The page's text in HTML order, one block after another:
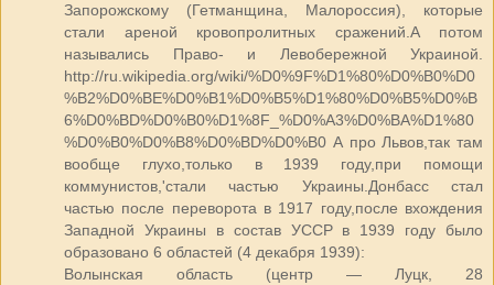
Запорожскому (Гетманщина, Малороссия), которые
стали ареной кровопролитных сражений.А потом
назывались Право- и Левобережной Украиной.
http://ru.wikipedia.org/wiki/%D0%9F%D1%80%D0%B0%D0
%B2%D0%BE%D0%B1%D0%B5%D1%80%D0%B5%D0%B
6%D0%BD%D0%B0%D1%8F_%D0%A3%D0%BA%D1%80
%D0%B0%D0%B8%D0%BD%D0%B0 А про Львов,так там
вообще глухо,только в 1939 году,при помощи
коммунистов,'стали частью Украины.Донбасс стал
частью после переворота в 1917 году,после вхождения
Западной Украины в состав УССР в 1939 году было
образовано 6 областей (4 декабря 1939):
Волынская область (центр — Луцк, 28